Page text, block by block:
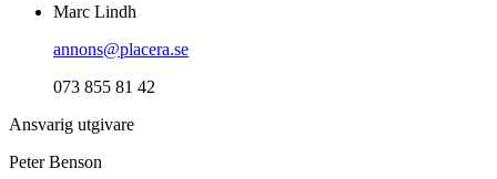
Marc Lindh
annons@placera.se
073 855 81 42
Ansvarig utgivare
Peter Benson